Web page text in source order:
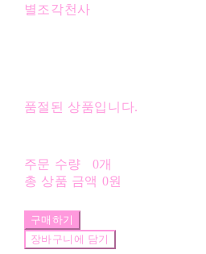
별조각천사
품절된 상품입니다.
주문 수량
0개
총 상품 금액 0원
구매하기
장바구니에 담기